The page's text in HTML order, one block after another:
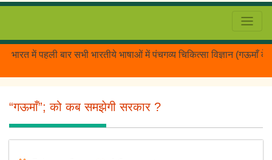
पहली बार सभी भारतीये भाषाओं में पंचगव्य चिकित्सा विज्ञान (गऊमाँ के
“गऊमाँ”; को कब समझेगी सरकार ?